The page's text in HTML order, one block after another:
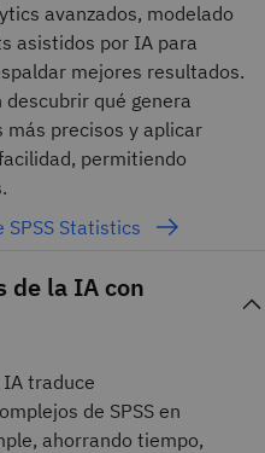
avanzados, modelado
asistidos por IA para
mejores resultados.
qué genera
precisos y aplicar
permitiendo
Statistics
de la IA con
traduce
de SPSS en
ahorrando tiempo,